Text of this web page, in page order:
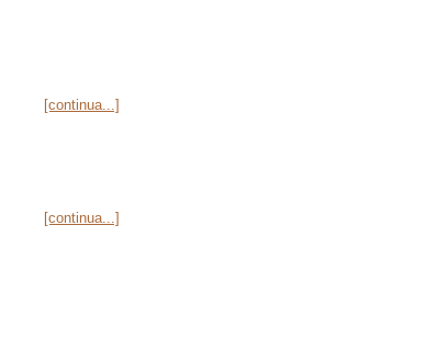
[continua...]
[continua...]